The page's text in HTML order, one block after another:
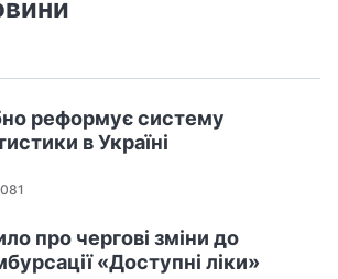
реформує систему
в Україні
про чергові зміни до
«Доступні ліки»